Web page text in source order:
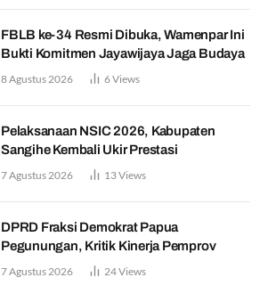
FBLB ke-34 Resmi Dibuka, Wamenpar Ini
Bukti Komitmen Jayawijaya Jaga Budaya
8 Agustus 2026 6Views
Pelaksanaan NSIC 2026, Kabupaten
Sangihe Kembali Ukir Prestasi
7 Agustus 2026 13Views
DPRD Fraksi Demokrat Papua
Pegunungan, Kritik Kinerja Pemprov
7 Agustus 2026 24Views